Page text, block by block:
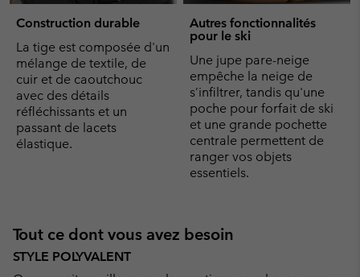
Construction durable
La tige est composée d'un
mélange de textile, de
cuir et de caoutchouc
avec des détails
réfléchissants et un
passant de lacets
élastique.
Autres fonctionnalités
pour le ski
Une jupe pare-neige
empêche la neige de
s’infiltrer, tandis qu'une
poche pour forfait de ski
et une grande pochette
centrale permettent de
ranger vos objets
essentiels.
Tout ce dont vous avez besoin
STYLE POLYVALENT